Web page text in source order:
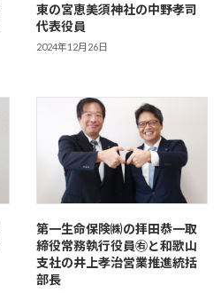
東の宮恵美須神社の中野孝司
代表役員
2024年12月26日
第一生命保険㈱の拝田恭一取
締役常務執行役員㊨と和歌山
支社の井上孝治営業推進統括
部長